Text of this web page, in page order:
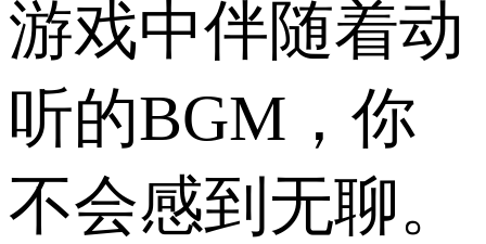
游戏中伴随着动
听的BGM，你
不会感到无聊。